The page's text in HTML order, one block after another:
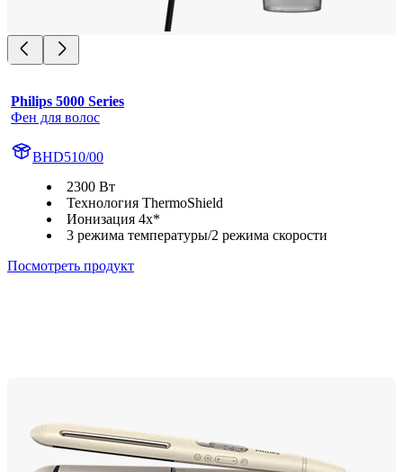
Philips 5000 Series
Фен для волос
BHD510/00
2300 Вт
Технология ThermoShield
Ионизация 4x*
3 режима температуры/2 режима скорости
Посмотреть продукт